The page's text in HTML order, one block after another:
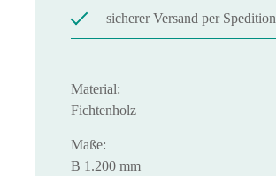
sicherer Versand per Spedition
Material:
Fichtenholz
Maße:
B 1.200 mm